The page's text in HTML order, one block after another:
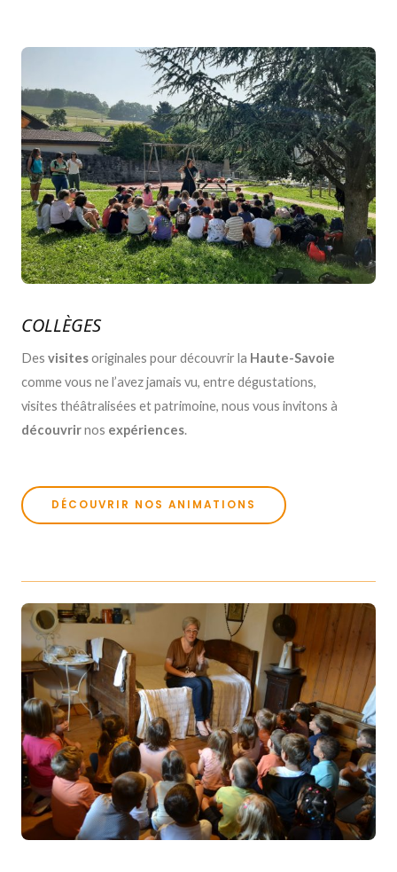
COLLÈGES
Des visitesoriginales pour découvrir la Haute-Savoie
comme vous ne l’avez jamais vu, entre dégustations,
visites théâtralisées et patrimoine, nous vous invitons à
découvrirnos expériences.
DÉCOUVRIR NOS ANIMATIONS